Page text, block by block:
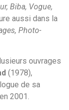
Biba, Vogue,
aussi dans la
Photo-
ouvrages
(1978),
de sa
2001.